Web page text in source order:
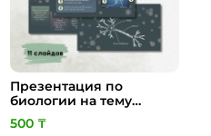
Презентация по
биологии на тему
"Нервная система"
500 ₸